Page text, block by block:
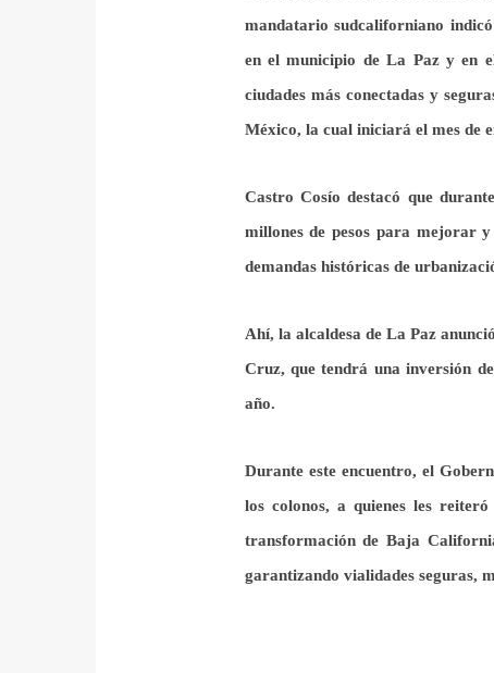
mandatario sudcaliforniano
en el municipio de La Paz y en
ciudades más conectadas y
México, la cual iniciará el mes de
Castro Cosío destacó que
millones de pesos para mejorar
demandas históricasde
Ahí, la alcaldesa de La Paz
Cruz, que tendrá una inversión
año.
Durante este encuentro, el
los colonos, a quienes les
transformación de Baja
garantizando vialidades seguras,